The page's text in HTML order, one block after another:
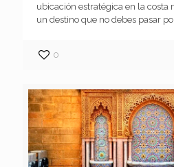
ubicación estratégica en la costa
un destino que no debes pasar
0